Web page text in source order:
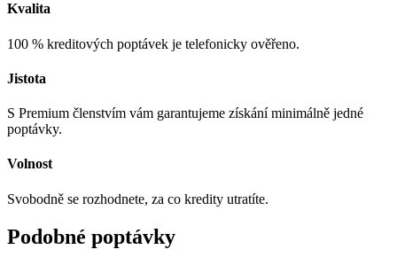
Kvalita
100 % kreditových poptávek je telefonicky ověřeno.
Jistota
S Premium členstvím vám garantujeme získání minimálně jedné
poptávky.
Volnost
Svobodně se rozhodnete, za co kredity utratíte.
Podobné poptávky